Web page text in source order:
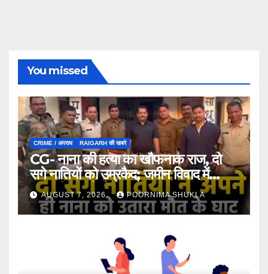
You missed
CRIME / अपराध RAIGARH की खबरे
CG- नाना की हत्या का खौफनाक राज, दो
सगे नातियों को उम्रकैद; जमीन विवाद में
कुल्हाड़ी-फावड़े से हमला…
AUGUST 7, 2026 POORNIMA SHUKLA